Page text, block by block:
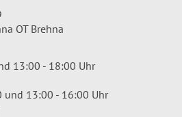
OT Brehna
13:00 - 18:00 Uhr
und 13:00 - 16:00 Uhr